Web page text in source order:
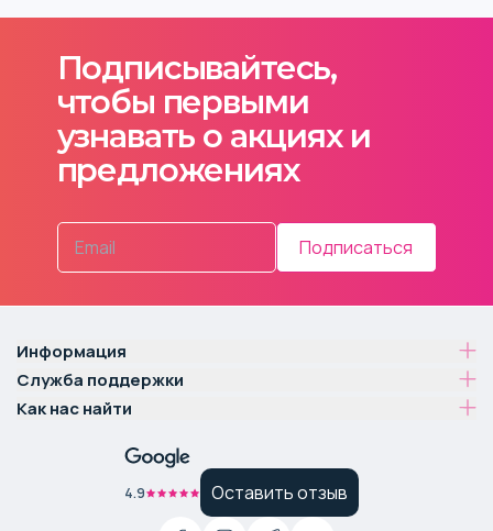
Подписывайтесь,
чтобы первыми
узнавать о акциях и
предложениях
Подписаться
Информация
Служба поддержки
Как нас найти
4.9 Оставить отзыв